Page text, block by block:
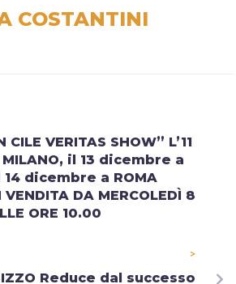
COSTANTINI
CILE VERITAS SHOW” L’11
il 13 dicembre a
14 dicembre a ROMA
VENDITA DA MERCOLEDÌ 8
ORE 10.00
>
Reduce dal successo